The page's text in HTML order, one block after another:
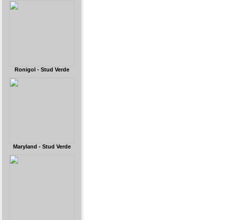
Ronigol - Stud Verde
Maryland - Stud Verde